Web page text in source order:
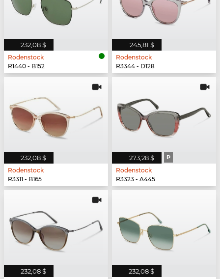
232,08 $
Rodenstock
R1440 - B152
245,81 $
Rodenstock
R3344 - D128
232,08 $
Rodenstock
R3311 - B165
273,28 $ P
Rodenstock
R3323 - A445
232,08 $ 232,08 $